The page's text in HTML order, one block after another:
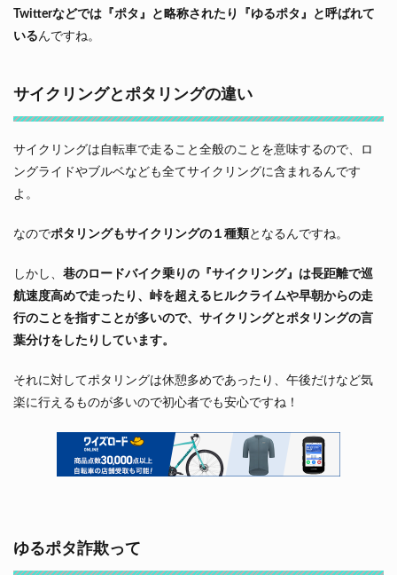
Twitterなどでは『ポタ』と略称されたり『ゆるポタ』と呼ばれて
いるんですね。
サイクリングとポタリングの違い
サイクリングは自転車で走ること全般のことを意味するので、ロ
ングライドやブルベなども全てサイクリングに含まれるんです
よ。
なのでポタリングもサイクリングの１種類 となるんですね。
しかし、 巷のロードバイク乗りの『サイクリング』は長距離で巡
航速度高めで走ったり、峠を超えるヒルクライムや早朝からの走
行のことを指すことが多いので、サイクリングとポタリングの言
葉分けをしたりしています。
それに対してポタリングは休憩多めであったり、午後だけなど気
楽に行えるものが多いので初心者でも安心ですね！
ゆるポタ詐欺って